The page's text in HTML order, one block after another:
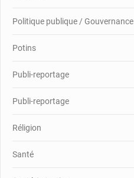
Politique publique / Gouvernance
Potins
Publi-reportage
Publi-reportage
Réligion
Santé